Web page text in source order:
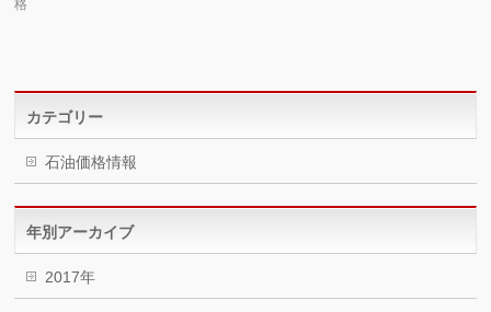
格
カテゴリー
石油価格情報
年別アーカイブ
2017年